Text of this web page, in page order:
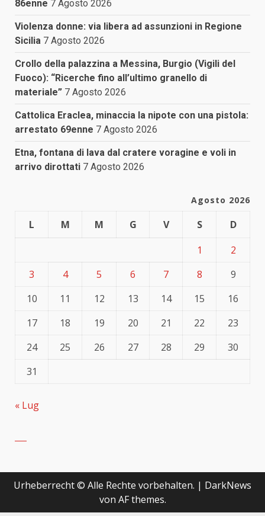
86enne 7 Agosto 2026
Violenza donne: via libera ad assunzioni in Regione
Sicilia 7 Agosto 2026
Crollo della palazzina a Messina, Burgio (Vigili del
Fuoco): “Ricerche fino all’ultimo granello di
materiale” 7 Agosto 2026
Cattolica Eraclea, minaccia la nipote con una pistola:
arrestato 69enne 7 Agosto 2026
Etna, fontana di lava dal cratere voragine e voli in
arrivo dirottati 7 Agosto 2026
Agosto 2026
L M M G V S
D
1
2
3
4 5 6 7 8
9
10
11 12 13 14 15
16
17
18 19 20 21 22
23
24
25 26 27 28 29
30
31
« Lug
Urheberrecht © Alle Rechte vorbehalten. | DarkNews
von AF themes.